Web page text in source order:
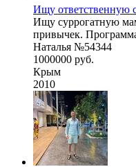
Ищу ответственную
Ищу суррогатную
привычек.
Наталья №54344
1000000 руб.
Крым
2010